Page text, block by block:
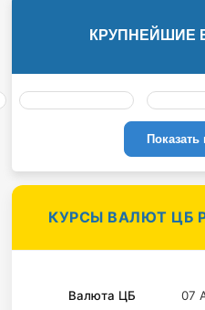
КРУПНЕЙШИЕ
Показать
КУРСЫ ВАЛЮТ ЦБ
Валюта ЦБ 07